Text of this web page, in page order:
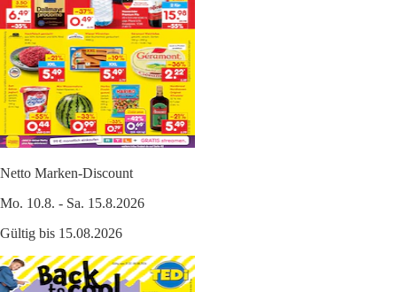
Netto Marken-Discount
Mo. 10.8. - Sa. 15.8.2026
Gültig bis 15.08.2026